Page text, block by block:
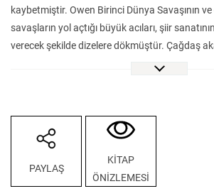
kaybetmiştir. Owen Birinci Dünya Savaşının
savaşların yol açtığı büyük acıları, şiir
verecek şekilde dizelere dökmüştür. Çağdaş
Owen’ın eserlerini savaş koşullarında savaşa
PAYLAŞ
KİTAP
ÖNİZLEMESİ